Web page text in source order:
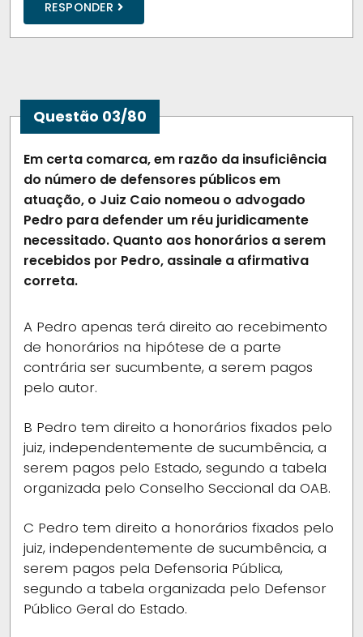
RESPONDER
Questão 03/80
Em certa comarca, em razão da insuficiência
do número de defensores públicos em
atuação, o Juiz Caio nomeou o advogado
Pedro para defender um réu juridicamente
necessitado. Quanto aos honorários a serem
recebidos por Pedro, assinale a afirmativa
correta.
A Pedro apenas terá direito ao recebimento
de honorários na hipótese de a parte
contrária ser sucumbente, a serem pagos
pelo autor.
B Pedro tem direito a honorários fixados pelo
juiz, independentemente de sucumbência, a
serem pagos pelo Estado, segundo a tabela
organizada pelo Conselho Seccional da OAB.
C Pedro tem direito a honorários fixados pelo
juiz, independentemente de sucumbência, a
serem pagos pela Defensoria Pública,
segundo a tabela organizada pelo Defensor
Público Geral do Estado.